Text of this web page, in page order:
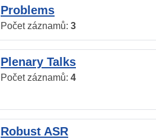
Problems
Počet záznamů: 3
Plenary Talks
Počet záznamů: 4
Robust ASR